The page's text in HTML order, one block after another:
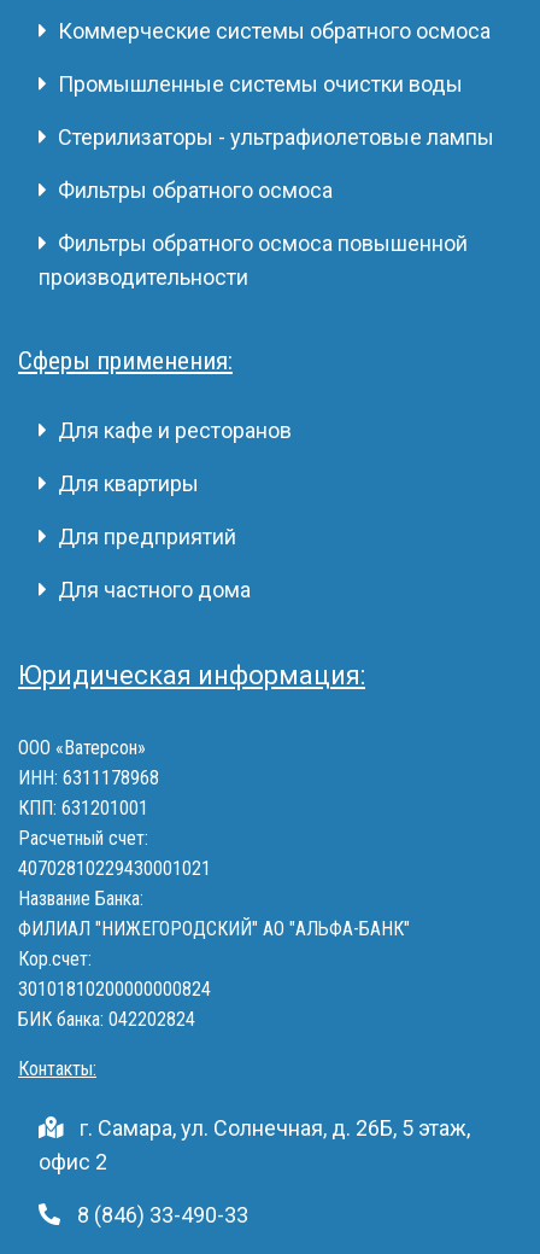
Коммерческие системы обратного осмоса
Промышленные системы очистки воды
Стерилизаторы - ультрафиолетовые лампы
Фильтры обратного осмоса
Фильтры обратного осмоса повышенной
производительности
Сферы применения:
Для кафе и ресторанов
Для квартиры
Для предприятий
Для частного дома
Юридическая информация:
ООО «Ватерсон»
ИНН: 6311178968
КПП: 631201001
Расчетный счет:
40702810229430001021
Название Банка:
ФИЛИАЛ "НИЖЕГОРОДСКИЙ" АО "АЛЬФА-БАНК"
Кор.счет:
30101810200000000824
БИК банка: 042202824
Контакты:
г. Самара, ул. Солнечная, д. 26Б, 5 этаж,
офис 2
8 (846) 33-490-33